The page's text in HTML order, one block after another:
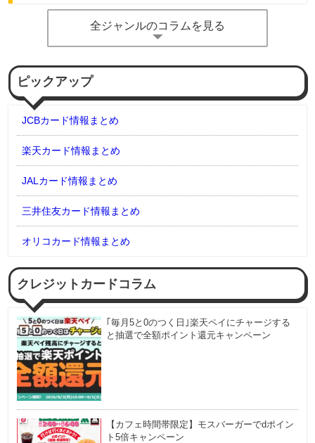
全ジャンルのコラムを見る
ピックアップ
JCBカード情報まとめ
楽天カード情報まとめ
JALカード情報まとめ
三井住友カード情報まとめ
オリコカード情報まとめ
クレジットカードコラム
｢毎月5と0のつく日｣楽天ペイにチャージする
と抽選で全額ポイント還元キャンペーン
【カフェ時間帯限定】モスバーガーでdポイン
ト5倍キャンペーン